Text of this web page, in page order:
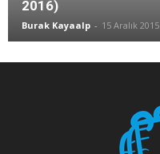
2016)
Burak Kayaalp - 15 Aralık 2015